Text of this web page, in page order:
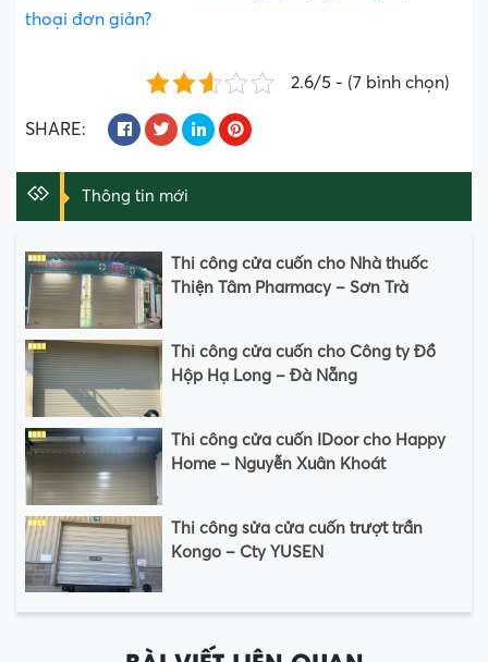
thoại đơn giản?
2.6/5 - (7 bình chọn)
SHARE:
Thông tin mới
Thi công cửa cuốn cho Nhà thuốc
Thiện Tâm Pharmacy – Sơn Trà
Thi công cửa cuốn cho Công ty Đồ
Hộp Hạ Long – Đà Nẵng
Thi công cửa cuốn IDoor cho Happy
Home – Nguyễn Xuân Khoát
Thi công sửa cửa cuốn trượt trần
Kongo – Cty YUSEN